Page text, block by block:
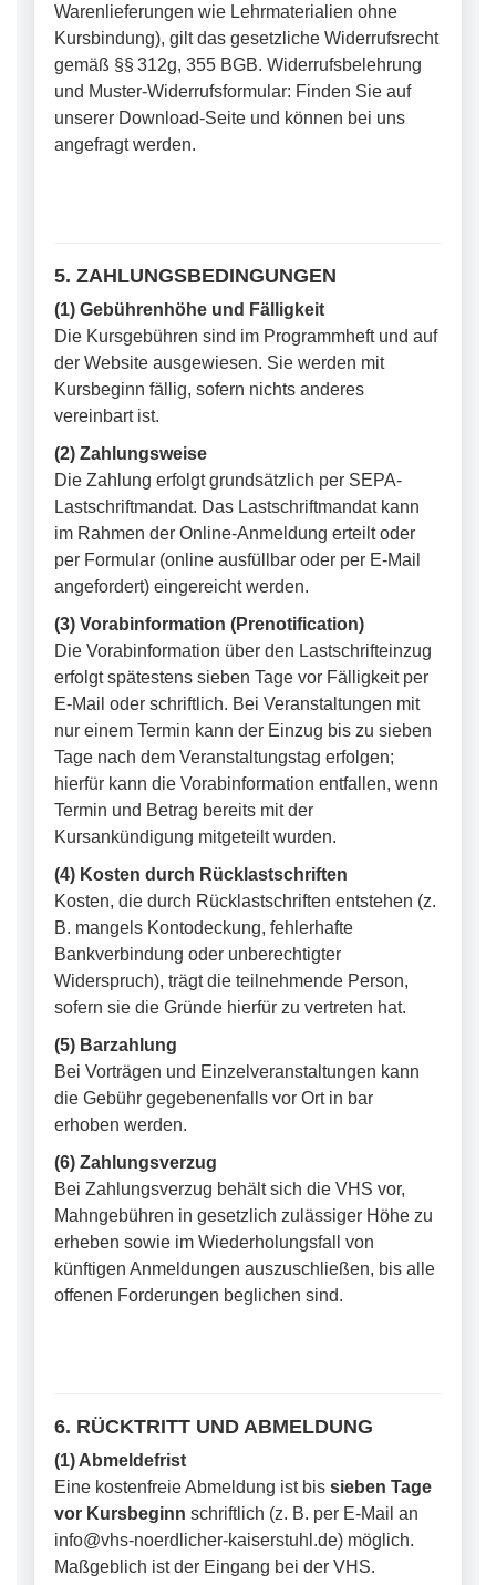
Warenlieferungen wie Lehrmaterialien ohne
Kursbindung), gilt das gesetzliche Widerrufsrecht
gemäß §§ 312g, 355 BGB. Widerrufsbelehrung
und Muster-Widerrufsformular: Finden Sie auf
unserer Download-Seite und können bei uns
angefragt werden.
5. ZAHLUNGSBEDINGUNGEN
(1) Gebührenhöhe und Fälligkeit
Die Kursgebühren sind im Programmheft und auf
der Website ausgewiesen. Sie werden mit
Kursbeginn fällig, sofern nichts anderes
vereinbart ist.
(2) Zahlungsweise
Die Zahlung erfolgt grundsätzlich per SEPA-
Lastschriftmandat. Das Lastschriftmandat kann
im Rahmen der Online-Anmeldung erteilt oder
per Formular (online ausfüllbar oder per E-Mail
angefordert) eingereicht werden.
(3) Vorabinformation (Prenotification)
Die Vorabinformation über den Lastschrifteinzug
erfolgt spätestens sieben Tage vor Fälligkeit per
E-Mail oder schriftlich. Bei Veranstaltungen mit
nur einem Termin kann der Einzug bis zu sieben
Tage nach dem Veranstaltungstag erfolgen;
hierfür kann die Vorabinformation entfallen, wenn
Termin und Betrag bereits mit der
Kursankündigung mitgeteilt wurden.
(4) Kosten durch Rücklastschriften
Kosten, die durch Rücklastschriften entstehen (z.
B. mangels Kontodeckung, fehlerhafte
Bankverbindung oder unberechtigter
Widerspruch), trägt die teilnehmende Person,
sofern sie die Gründe hierfür zu vertreten hat.
(5) Barzahlung
Bei Vorträgen und Einzelveranstaltungen kann
die Gebühr gegebenenfalls vor Ort in bar
erhoben werden.
(6) Zahlungsverzug
Bei Zahlungsverzug behält sich die VHS vor,
Mahngebühren in gesetzlich zulässiger Höhe zu
erheben sowie im Wiederholungsfall von
künftigen Anmeldungen auszuschließen, bis alle
offenen Forderungen beglichen sind.
6. RÜCKTRITT UND ABMELDUNG
(1) Abmeldefrist
Eine kostenfreie Abmeldung ist bis sieben Tage
vor Kursbeginn schriftlich (z. B. per E-Mail an
info@vhs-noerdlicher-kaiserstuhl.de) möglich.
Maßgeblich ist der Eingang bei der VHS.